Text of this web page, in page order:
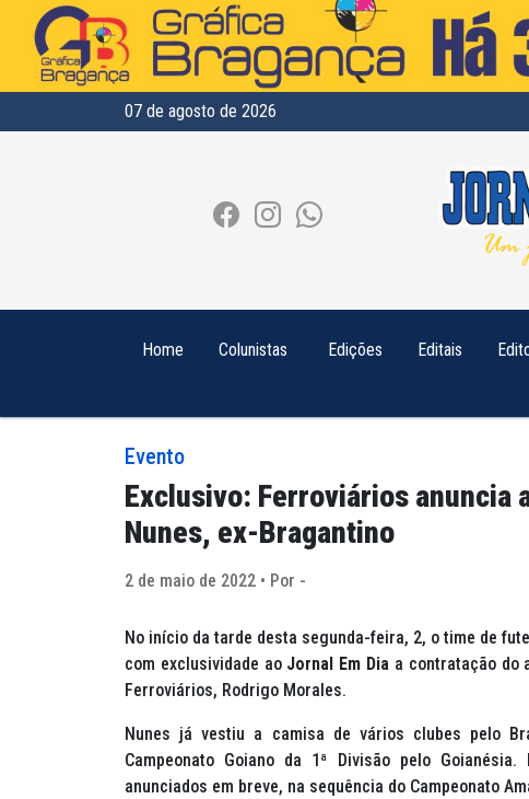
07 de agosto de 2026
Home Colunistas Edições Editais
Evento
Exclusivo: Ferroviários anuncia
Nunes, ex-Bragantino
2 de maio de 2022 • Por -
No início da tarde desta segunda-feira, 2, o time de
com exclusividade ao Jornal Em Dia a contratação do
Ferroviários, Rodrigo Morales.
Nunes já vestiu a camisa de vários clubes pelo
Campeonato Goiano da 1ª Divisão pelo
anunciados em breve, na sequência do Campeonato